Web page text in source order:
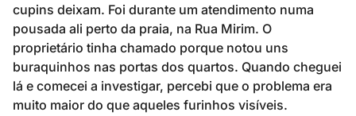
cupins deixam. Foi durante um atendimento numa
pousada ali perto da praia, na Rua Mirim. O
proprietário tinha chamado porque notou uns
buraquinhos nas portas dos quartos. Quando cheguei
lá e comecei a investigar, percebi que o problema era
muito maior do que aqueles furinhos visíveis.